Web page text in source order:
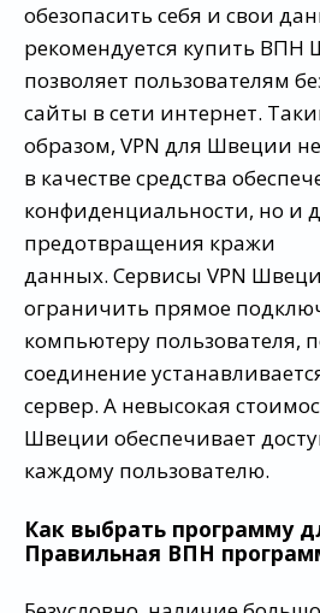
обезопасить себя и свои
рекомендуется купить
позволяет пользователям
сайты в сети интернет.
образом, VPN для Швеции
в качестве средства
конфиденциальности, но и
предотвращения кражи
данных. Сервисы VPN
ограничить прямое
компьютеру пользователя,
соединение
сервер. А невысокая
Швеции обеспечивает
каждому пользователю.
Как выбрать программу
Правильная ВПН